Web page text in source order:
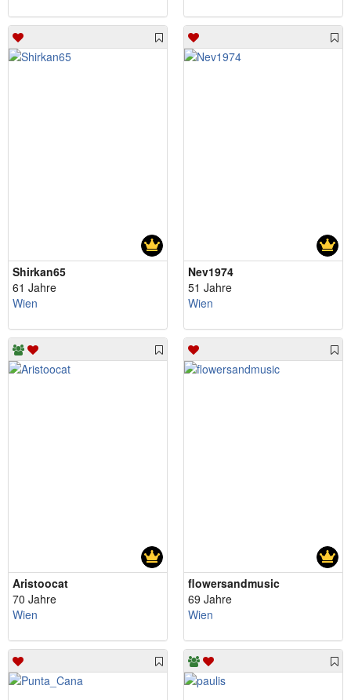
Shirkan65
61 Jahre
Wien
Nev1974
51 Jahre
Wien
Aristoocat
70 Jahre
Wien
flowersandmusic
69 Jahre
Wien